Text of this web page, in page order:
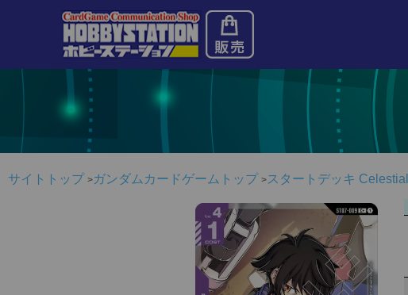
サイトトップ ガンダムカードゲームトップ スタートデッキ